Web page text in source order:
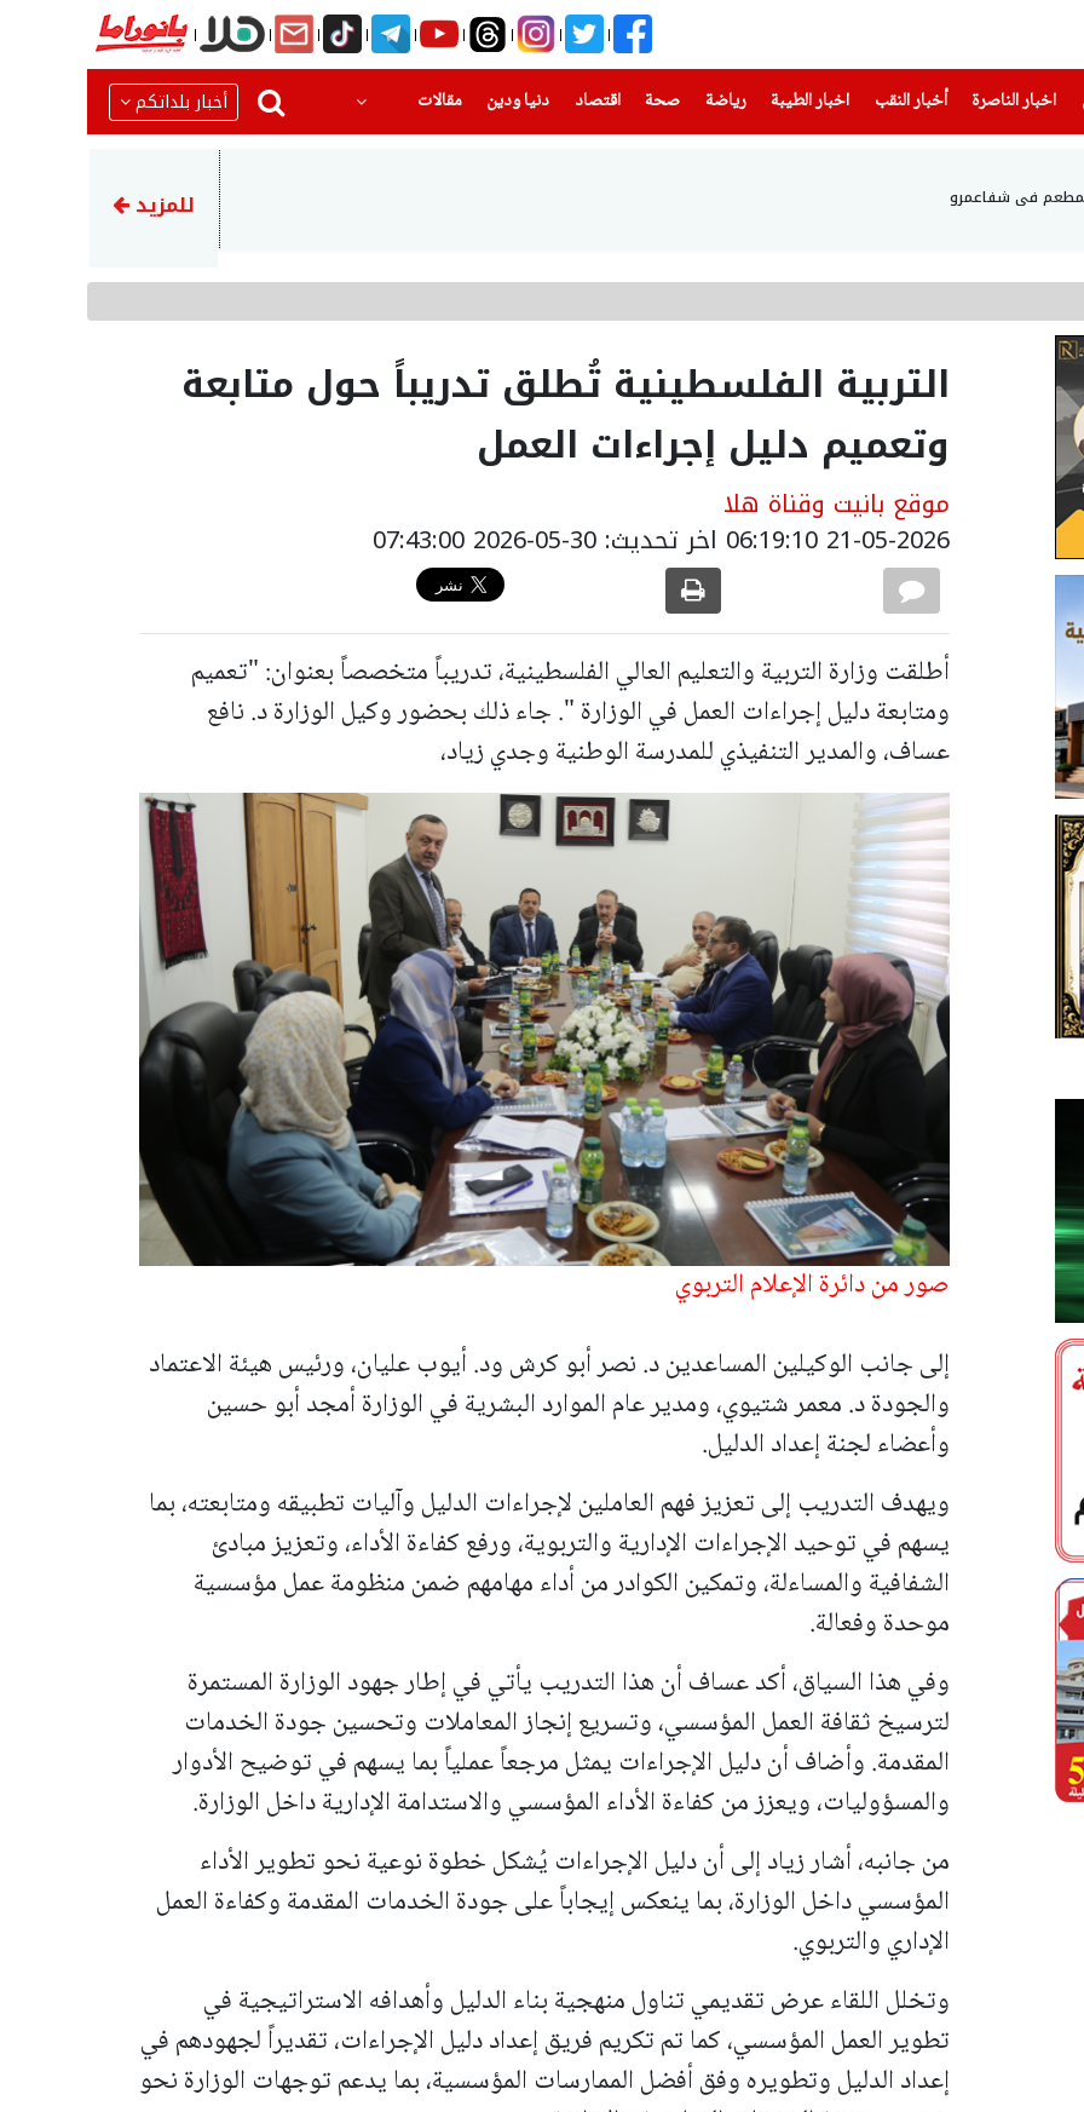
اخبار الناصرة
(current) أخبار النقب اخبار الطيبة(current) رياضة
(current) صحة(current) اقتصاد دنيا ودين
(current) مقالات أخبار بلداتكم
بمطعم في شفاعمرو تقرير: واشنطن ضغطت على
للمزيد
التربية الفلسطينية تُطلق تدريباً حول متابعة
وتعميم دليل إجراءات العمل
موقع بانيت وقناة هلا
21-05-2026 06:19:10 اخر تحديث: 30-05-2026 07:43:00
أطلقت وزارة التربية والتعليم العالي الفلسطينية، تدريباً متخصصاً بعنوان: "تعميم
ومتابعة دليل إجراءات العمل في الوزارة ". جاء ذلك بحضور وكيل الوزارة د. نافع
عساف، والمدير التنفيذي للمدرسة الوطنية وجدي زياد،
صور من دائرة الإعلام التربوي
إلى جانب الوكيلين المساعدين د. نصر أبو كرش ود. أيوب عليان، ورئيس هيئة الاعتماد
والجودة د. معمر شتيوي، ومدير عام الموارد البشرية في الوزارة أمجد أبو حسين
وأعضاء لجنة إعداد الدليل.
ويهدف التدريب إلى تعزيز فهم العاملين لإجراءات الدليل وآليات تطبيقه ومتابعته، بما
يسهم في توحيد الإجراءات الإدارية والتربوية، ورفع كفاءة الأداء، وتعزيز مبادئ
الشفافية والمساءلة، وتمكين الكوادر من أداء مهامهم ضمن منظومة عمل مؤسسية
موحدة وفعالة.
وفي هذا السياق، أكد عساف أن هذا التدريب يأتي في إطار جهود الوزارة المستمرة
لترسيخ ثقافة العمل المؤسسي، وتسريع إنجاز المعاملات وتحسين جودة الخدمات
المقدمة. وأضاف أن دليل الإجراءات يمثل مرجعاً عملياً بما يسهم في توضيح الأدوار
والمسؤوليات، ويعزز من كفاءة الأداء المؤسسي والاستدامة الإدارية داخل الوزارة.
من جانبه، أشار زياد إلى أن دليل الإجراءات يُشكل خطوة نوعية نحو تطوير الأداء
المؤسسي داخل الوزارة، بما ينعكس إيجاباً على جودة الخدمات المقدمة وكفاءة العمل
الإداري والتربوي.
وتخلل اللقاء عرض تقديمي تناول منهجية بناء الدليل وأهدافه الاستراتيجية في
تطوير العمل المؤسسي، كما تم تكريم فريق إعداد دليل الإجراءات، تقديراً لجهودهم في
إعداد الدليل وتطويره وفق أفضل الممارسات المؤسسية، بما يدعم توجهات الوزارة نحو